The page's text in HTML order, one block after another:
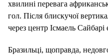
хвилині перевага
гол. Після блискучої
через центр Ісмаель
Бразильці, щоправда,